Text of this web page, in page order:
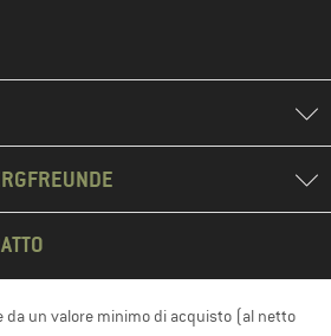
da un valore minimo di acquisto (al netto